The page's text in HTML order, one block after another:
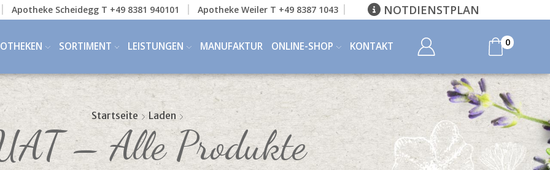
Apotheke Scheidegg T +49 8381 940101 Apotheke Weiler T +49 8387 1043 NOTDIENSTPLAN
SORTIMENT LEISTUNGEN MANUFAKTUR ONLINE-SHOP KONTAKT 0
Startseite Laden
– Alle Produkte